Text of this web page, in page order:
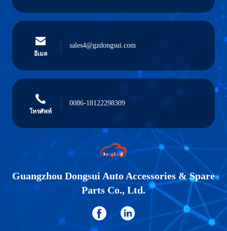
อีเมล
sales4@gzdongsui.com
โทรศัพท์
0086-18122298309
Guangzhou Dongsui Auto Accessories & Spare
Parts Co., Ltd.